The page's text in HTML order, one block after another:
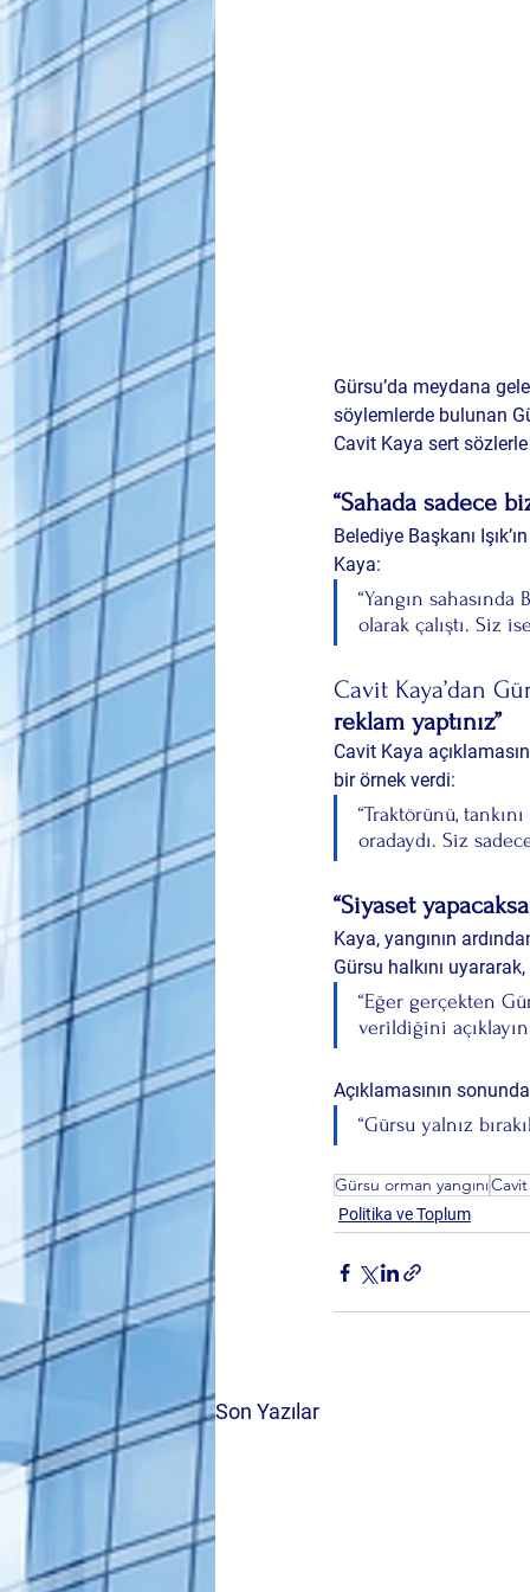
Gürsu’da meydana
söylemlerde bulunan
Cavit Kaya sert
“Sahada sadece
Belediye Başkanı
Kaya:
“Yangın
olarak çalıştı. Siz
Cavit Kaya’dan
reklam yaptınız”
Cavit Kaya
bir örnek verdi:
“Traktörünü,
oradaydı. Siz
“Siyaset
Kaya, yangının
Gürsu halkını uyararak,
“Eğer gerçekten
verildiğini
Açıklamasının
“Gürsu yalnız
Gürsu orman yangınıCavit
Politika ve Toplum
Son Yazılar